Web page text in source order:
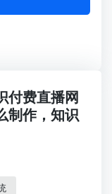
付费直播网
制作，知识